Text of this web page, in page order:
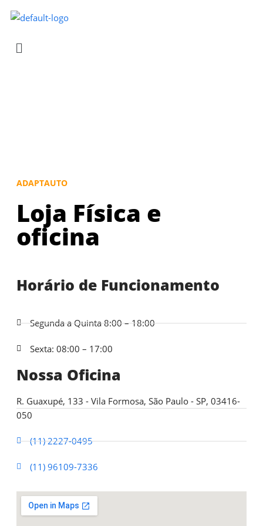
ADAPTAUTO
Loja Física e
oficina
Horário de Funcionamento
Segunda a Quinta 8:00 – 18:00
Sexta: 08:00 – 17:00
Nossa Oficina
R. Guaxupé, 133 - Vila Formosa, São Paulo - SP, 03416-
050
(11) 2227-0495
(11) 96109-7336